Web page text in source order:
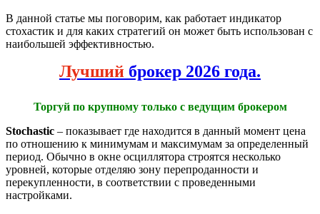
В данной статье мы поговорим, как работает индикатор
стохастик и для каких стратегий он может быть использован с
наибольшей эффективностью.
Лучший брокер 2026 года.
Торгуй по крупному только с ведущим брокером
Stochastic – показывает где находится в данный момент цена
по отношению к минимумам и максимумам за определенный
период. Обычно в окне осциллятора строятся несколько
уровней, которые отделяю зону перепроданности и
перекупленности, в соответствии с проведенными
настройками.